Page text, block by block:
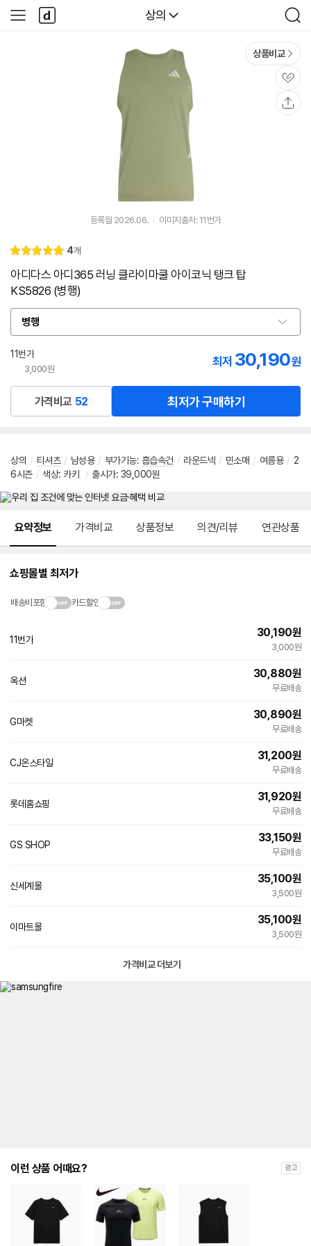
다나와
상의
검
색
사
이
다
나
와
상품비교
관
심
등록월 2026.06. 이미지출처: 11번가
별
점
5.
리
4개
아디다스 아디365 러닝 클라이마쿨 아이코닉 탱크 탑
KS5826 (병행)
병행
옵
션
선
택
11번가
3,000원
최저 30,190원
가격비교 52 최저가 구매하기
상의 / 티셔츠 / 남성용 / 부가기능: 흡습속건 / 라운드넥 / 민소매 / 여름용 / 2
6시즌 / 색상: 카키 / 출시가: 39,000원
요약정보 가격비교 상품정보 의견/리뷰 연관상품
쇼핑몰별 최저가
배송비포함 카드할인
11번가
30,190원
3,000원
옥션
30,880원
무료배송
G마켓
30,890원
무료배송
CJ온스타일
31,200원
무료배송
롯데홈쇼핑
31,920원
무료배송
GS SHOP
33,150원
무료배송
신세계몰
35,100원
3,500원
이마트몰
35,100원
3,500원
가격비교 더보기
이런 상품 어때요? 광고